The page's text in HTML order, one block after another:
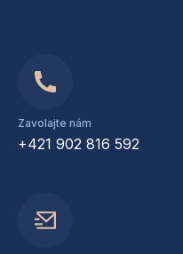
Zavolajte nám
+421 902 816 592